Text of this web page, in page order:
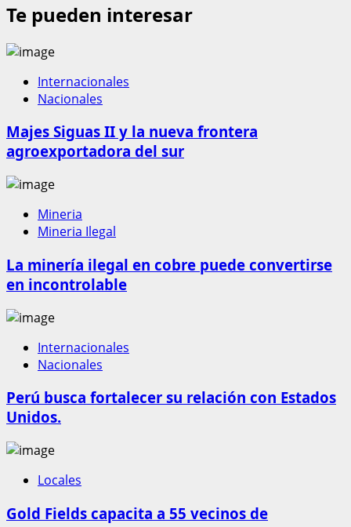
Te pueden interesar
Internacionales
Nacionales
Majes Siguas II y la nueva frontera
agroexportadora del sur
Mineria
Mineria Ilegal
La minería ilegal en cobre puede convertirse
en incontrolable
Internacionales
Nacionales
Perú busca fortalecer su relación con Estados
Unidos.
Locales
Gold Fields capacita a 55 vecinos de